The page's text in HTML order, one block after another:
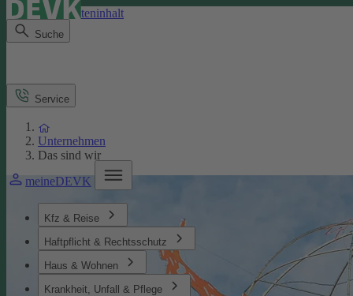
Direkt zum Seiteninhalt
Suche
meineDEVK
Kfz & Reise
Haftpflicht & Rechtsschutz
Haus & Wohnen
Krankheit, Unfall & Pflege
Service
Unternehmen
Das sind wir